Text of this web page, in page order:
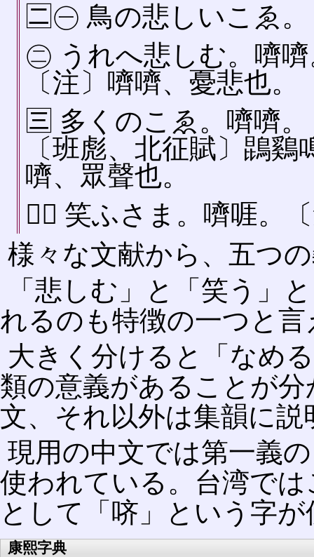
🈔㊀ 鳥の悲しいこゑ
㊁ うれへ悲しむ。嚌
〔注〕嚌嚌、憂悲也。
🈪 多くのこゑ。嚌嚌
〔班彪、北征賦〕鵾
嚌、眾聲也。
四⃞ 笑ふさま。嚌啀。
様々な文献から、五つ
「悲しむ」と「笑う」
れるのも特徴の一つと言
大きく分けると「なめ
類の意義があることが
文、それ以外は集韻に説
現用の中文では第一義
使われている。台湾で
として「哜」という字
康熙字典